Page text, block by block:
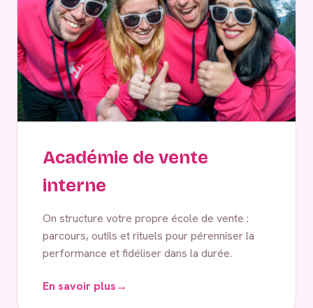
Académie de vente
interne
On structure votre propre école de vente :
parcours, outils et rituels pour pérenniser la
performance et fidéliser dans la durée.
En savoir plus→